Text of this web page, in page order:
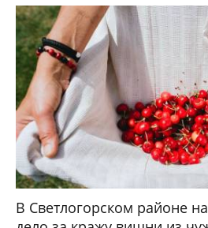
В Светлогорском районе